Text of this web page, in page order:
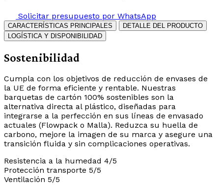
Solicitar presupuesto por WhatsApp
CARACTERÍSTICAS PRINCIPALES
DETALLE DEL PRODUCTO
LOGÍSTICA Y DISPONIBILIDAD
Sostenibilidad
Cumpla con los objetivos de reducción de envases de
la UE de forma eficiente y rentable. Nuestras
barquetas de cartón 100% sostenibles son la
alternativa directa al plástico, diseñadas para
integrarse a la perfección en sus líneas de envasado
actuales (Flowpack o Malla). Reduzca su huella de
carbono, mejore la imagen de su marca y asegure una
transición fluida y sin complicaciones operativas.
Resistencia a la humedad 4/5
Protección transporte 5/5
Ventilación 5/5